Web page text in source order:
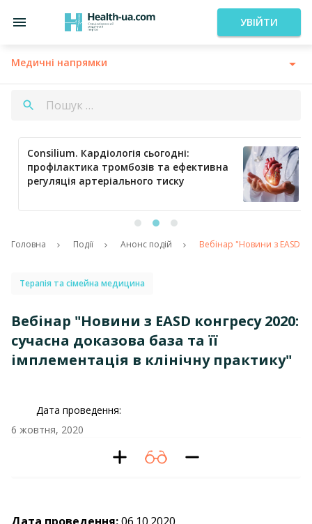
УВІЙТИ
Медичні напрямки
Consilium. Кардіологія сьогодні:
профілактика тромбозів та ефективна
регуляція артеріального тиску
Головна Події Анонс подій Вебінар "Новини з EASD
Терапія та сімейна медицина
Вебінар "Новини з EASD конгресу 2020:
сучасна доказова база та її
імплементація в клінічну практику"
Дата проведення:
6 жовтня, 2020